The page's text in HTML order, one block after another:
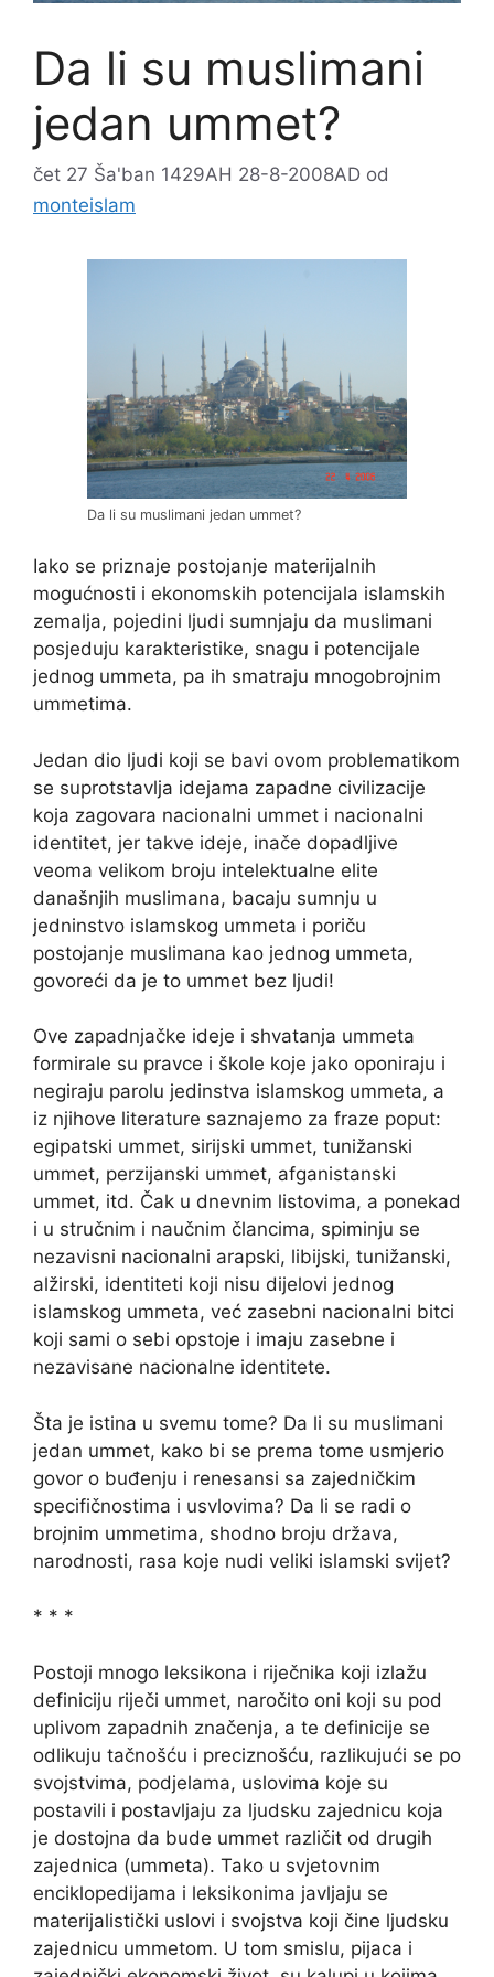
Da li su muslimani
jedan ummet?
čet 27 Ša'ban 1429AH 28-8-2008AD od
monteislam
Da li su muslimani jedan ummet?
Iako se priznaje postojanje materijalnih
mogućnosti i ekonomskih potencijala islamskih
zemalja, pojedini ljudi sumnjaju da muslimani
posjeduju karakteristike, snagu i potencijale
jednog ummeta, pa ih smatraju mnogobrojnim
ummetima.
Jedan dio ljudi koji se bavi ovom problematikom
se suprotstavlja idejama zapadne civilizacije
koja zagovara nacionalni ummet i nacionalni
identitet, jer takve ideje, inače dopadljive
veoma velikom broju intelektualne elite
današnjih muslimana, bacaju sumnju u
jedninstvo islamskog ummeta i poriču
postojanje muslimana kao jednog ummeta,
govoreći da je to ummet bez ljudi!
Ove zapadnjačke ideje i shvatanja ummeta
formirale su pravce i škole koje jako oponiraju i
negiraju parolu jedinstva islamskog ummeta, a
iz njihove literature saznajemo za fraze poput:
egipatski ummet, sirijski ummet, tunižanski
ummet, perzijanski ummet, afganistanski
ummet, itd. Čak u dnevnim listovima, a ponekad
i u stručnim i naučnim člancima, spiminju se
nezavisni nacionalni arapski, libijski, tunižanski,
alžirski, identiteti koji nisu dijelovi jednog
islamskog ummeta, već zasebni nacionalni bitci
koji sami o sebi opstoje i imaju zasebne i
nezavisane nacionalne identitete.
Šta je istina u svemu tome? Da li su muslimani
jedan ummet, kako bi se prema tome usmjerio
govor o buđenju i renesansi sa zajedničkim
specifičnostima i usvlovima? Da li se radi o
brojnim ummetima, shodno broju država,
narodnosti, rasa koje nudi veliki islamski svijet?
* * *
Postoji mnogo leksikona i riječnika koji izlažu
definiciju riječi ummet, naročito oni koji su pod
uplivom zapadnih značenja, a te definicije se
odlikuju tačnošću i preciznošću, razlikujući se po
svojstvima, podjelama, uslovima koje su
postavili i postavljaju za ljudsku zajednicu koja
je dostojna da bude ummet različit od drugih
zajednica (ummeta). Tako u svjetovnim
enciklopedijama i leksikonima javljaju se
materijalistički uslovi i svojstva koji čine ljudsku
zajednicu ummetom. U tom smislu, pijaca i